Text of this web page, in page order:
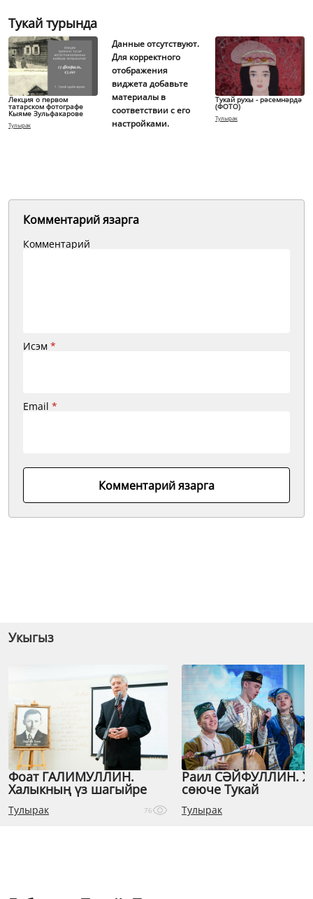
Тукай турында
Лекция о первом
татарском фотографе
Кыяме Зульфакарове
Тулырак
Данные отсутствуют.
Для корректного
отображения
виджета добавьте
материалы в
соответствии с его
настройками.
Тукай рухы - рәсемнәрдә
(ФОТО)
Тулырак
Комментарий язарга
Комментарий
Исэм *
Email *
Комментарий язарга
Укыгыз
Фоат ГАЛИМУЛЛИН.
Халыкның үз шагыйре
Тулырак 76
Раил СӘЙФУЛЛИН.
сөюче Тукай
Тулырак